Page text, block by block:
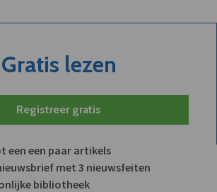
Gratis lezen
Registreer gratis
een een paar artikels
met 3 nieuwsfeiten
bibliotheek